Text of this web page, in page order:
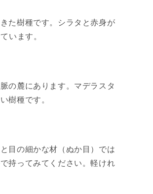
た樹種です。シラタと赤身が
います。
の麓にあります。マデラスタ
樹種です。
目の細かな材（ぬか目）では
持ってみてください。軽けれ